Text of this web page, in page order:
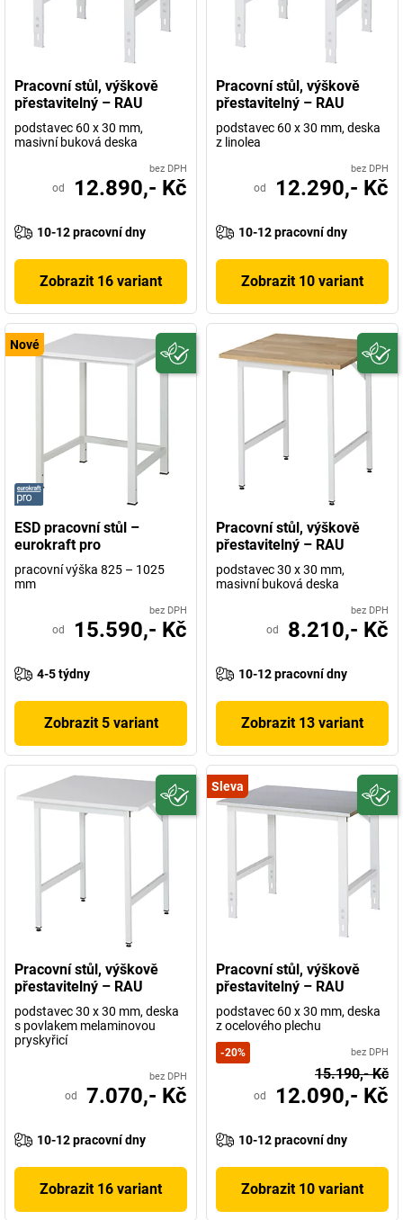
Pracovní stůl, výškově
přestavitelný – RAU
podstavec 60 x 30 mm,
masivní buková deska
bez DPH
od 12.890,- Kč
10-12 pracovní dny
Zobrazit 16 variant
Pracovní stůl, výškově
přestavitelný – RAU
podstavec 60 x 30 mm, deska
z linolea
bez DPH
od 12.290,- Kč
10-12 pracovní dny
Zobrazit 10 variant
Nové
ESD pracovní stůl –
eurokraft pro
pracovní výška 825 – 1025
mm
bez DPH
od 15.590,- Kč
4-5 týdny
Zobrazit 5 variant
Pracovní stůl, výškově
přestavitelný – RAU
podstavec 30 x 30 mm,
masivní buková deska
bez DPH
od 8.210,- Kč
10-12 pracovní dny
Zobrazit 13 variant
Pracovní stůl, výškově
přestavitelný – RAU
podstavec 30 x 30 mm, deska
s povlakem melaminovou
pryskyřicí
bez DPH
od 7.070,- Kč
10-12 pracovní dny
Zobrazit 16 variant
Sleva
Pracovní stůl, výškově
přestavitelný – RAU
podstavec 60 x 30 mm, deska
z ocelového plechu
-20% bez DPH
15.190,- Kč
od 12.090,- Kč
10-12 pracovní dny
Zobrazit 10 variant